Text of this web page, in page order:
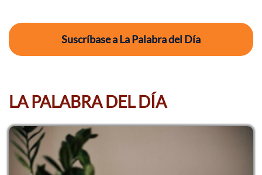
Suscríbase a La Palabra del Día
LA PALABRA DEL DÍA